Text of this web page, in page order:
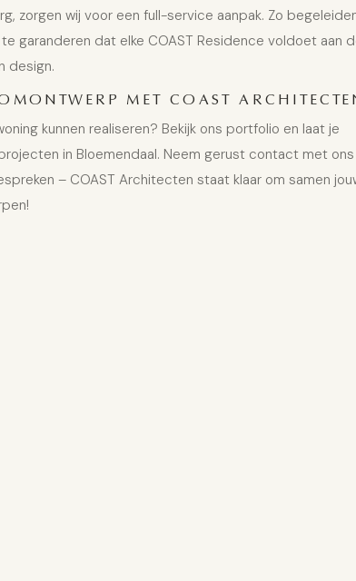
zorgen wij voor een full-service aanpak. Zo
garanderen dat elke COAST Residence voldoet aan
design.
MET COAST
kunnen realiseren? Bekijk ons portfolio en laat je
in Bloemendaal. Neem gerust contact met ons
– COAST Architecten staat klaar om samen